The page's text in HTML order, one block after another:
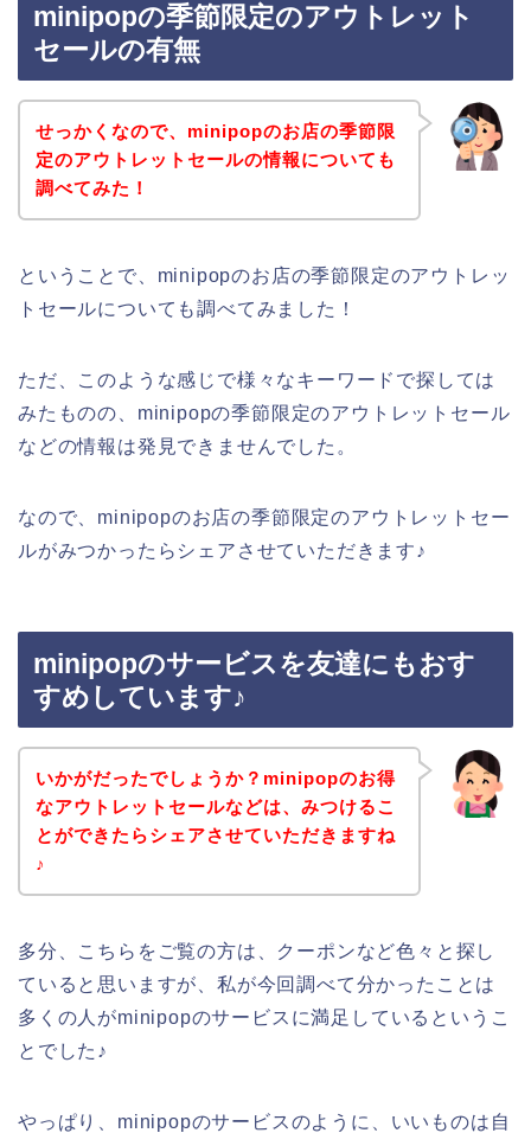
minipopの季節限定のアウトレット
セールの有無
せっかくなので、minipopのお店の季節限
定のアウトレットセールの情報についても
調べてみた！
ということで、minipopのお店の季節限定のアウトレッ
トセールについても調べてみました！
ただ、このような感じで様々なキーワードで探しては
みたものの、minipopの季節限定のアウトレットセール
などの情報は発見できませんでした。
なので、minipopのお店の季節限定のアウトレットセー
ルがみつかったらシェアさせていただきます♪
minipopのサービスを友達にもおす
すめしています♪
いかがだったでしょうか？minipopのお得
なアウトレットセールなどは、みつけるこ
とができたらシェアさせていただきますね
♪
多分、こちらをご覧の方は、クーポンなど色々と探し
ていると思いますが、私が今回調べて分かったことは
多くの人がminipopのサービスに満足しているというこ
とでした♪
やっぱり、minipopのサービスのように、いいものは自